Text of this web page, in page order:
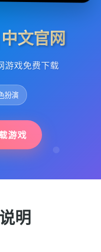
文官网
游戏免费下载
扮演
游戏
明